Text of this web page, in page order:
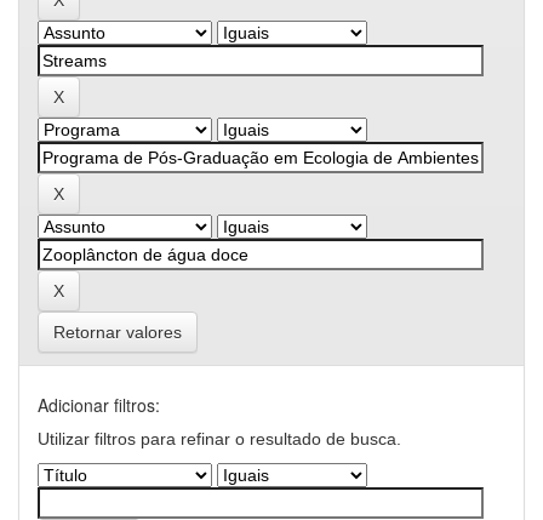
Retornar valores
Adicionar filtros:
Utilizar filtros para refinar o resultado de busca.